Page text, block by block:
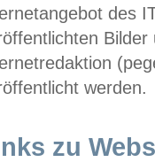
des
werden.
zu